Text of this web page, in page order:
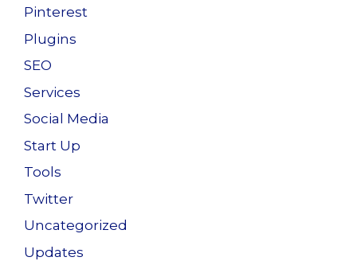
Pinterest
Plugins
SEO
Services
Social Media
Start Up
Tools
Twitter
Uncategorized
Updates